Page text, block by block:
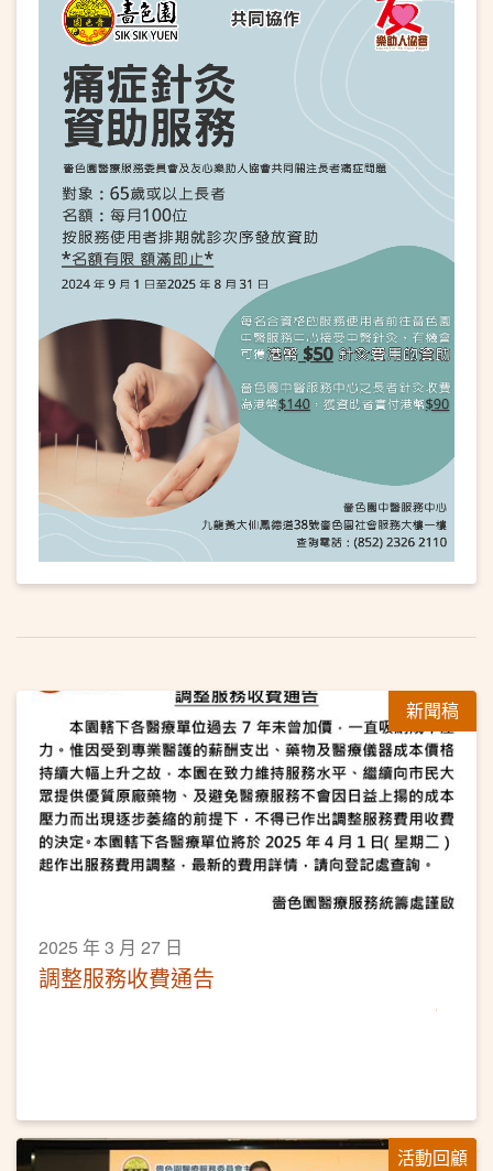
新聞稿
2025 年 3 月 27 日
調整服務收費通告
活動回顧